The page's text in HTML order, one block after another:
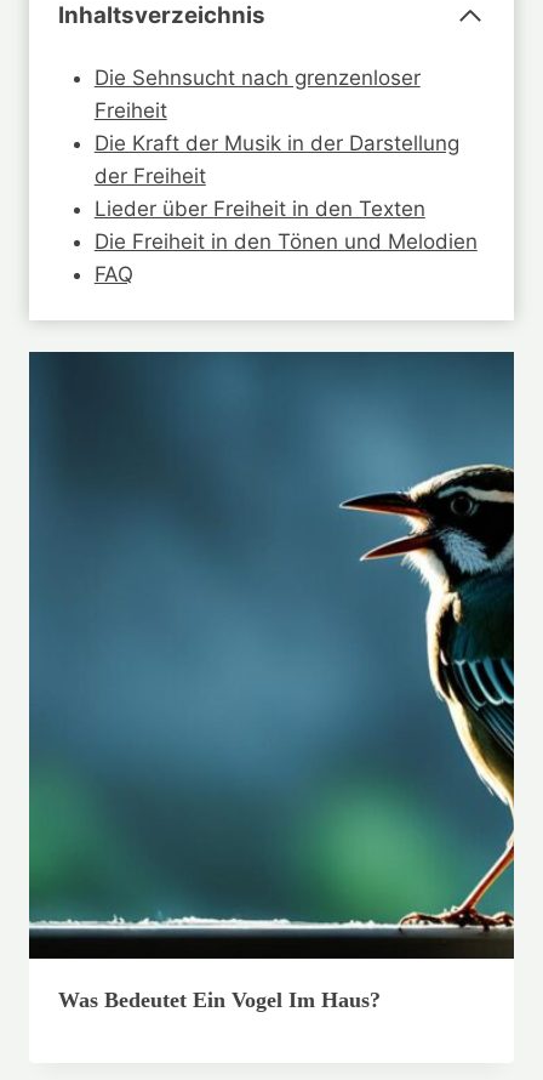
Inhaltsverzeichnis
Die Sehnsucht nach grenzenloser
Freiheit
Die Kraft der Musik in der Darstellung
der Freiheit
Lieder über Freiheit in den Texten
Die Freiheit in den Tönen und Melodien
FAQ
Was Bedeutet Ein Vogel Im Haus?